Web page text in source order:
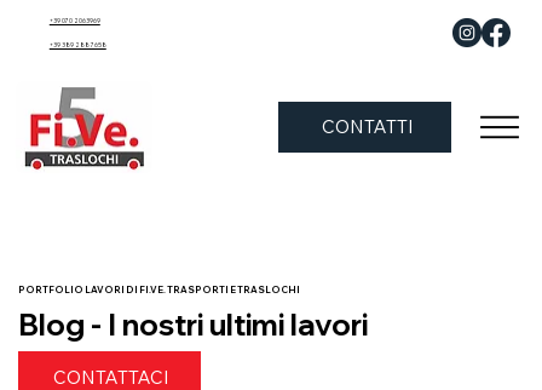
CONTATTI
+39 070 2063969
+39 389 288 7658
PORTFOLIO LAVORI DI FI.VE. TRASPORTI E TRASLOCHI
Blog - I nostri ultimi lavori
CONTATTACI